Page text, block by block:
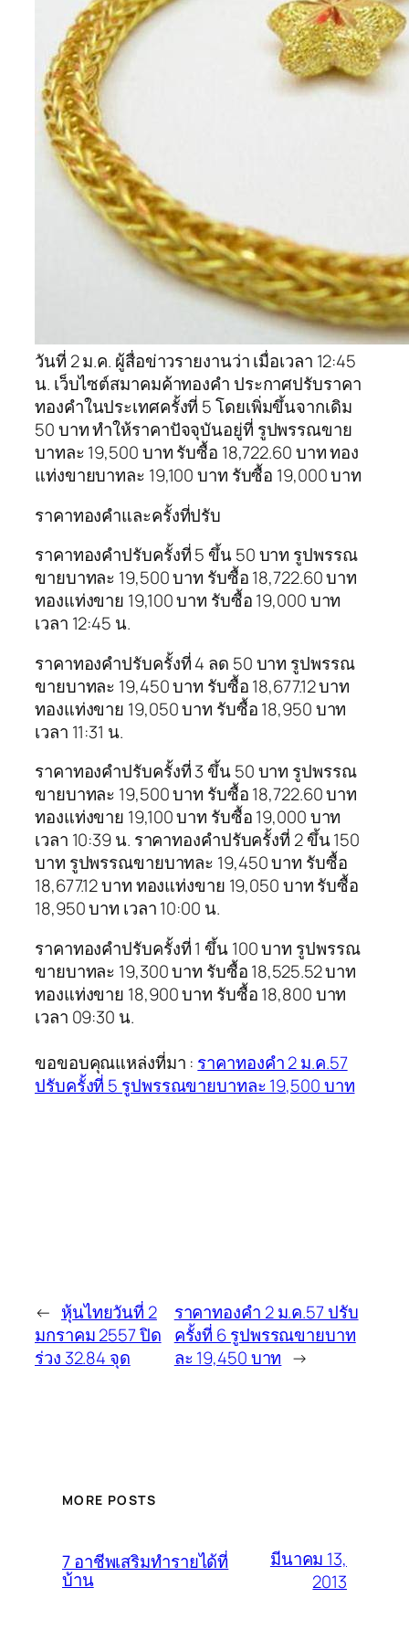
วันที่ 2 ม.ค. ผู้สื่อข่าวรายงานว่า เมื่อเวลา 12:45
น. เว็บไซต์สมาคมค้าทองคำ ประกาศปรับราคา
ทองคำในประเทศครั้งที่ 5 โดยเพิ่มขึ้นจากเดิม
50 บาท ทำให้ราคาปัจจุบันอยู่ที่ รูปพรรณขาย
บาทละ 19,500 บาท รับซื้อ 18,722.60 บาท ทอง
แท่งขายบาทละ 19,100 บาท รับซื้อ 19,000 บาท
ราคาทองคำและครั้งที่ปรับ
ราคาทองคำปรับครั้งที่ 5 ขึ้น 50 บาท รูปพรรณ
ขายบาทละ 19,500 บาท รับซื้อ 18,722.60 บาท
ทองแท่งขาย 19,100 บาท รับซื้อ 19,000 บาท
เวลา 12:45 น.
ราคาทองคำปรับครั้งที่ 4 ลด 50 บาท รูปพรรณ
ขายบาทละ 19,450 บาท รับซื้อ 18,677.12 บาท
ทองแท่งขาย 19,050 บาท รับซื้อ 18,950 บาท
เวลา 11:31 น.
ราคาทองคำปรับครั้งที่ 3 ขึ้น 50 บาท รูปพรรณ
ขายบาทละ 19,500 บาท รับซื้อ 18,722.60 บาท
ทองแท่งขาย 19,100 บาท รับซื้อ 19,000 บาท
เวลา 10:39 น. ราคาทองคำปรับครั้งที่ 2 ขึ้น 150
บาท รูปพรรณขายบาทละ 19,450 บาท รับซื้อ
18,677.12 บาท ทองแท่งขาย 19,050 บาท รับซื้อ
18,950 บาท เวลา 10:00 น.
ราคาทองคำปรับครั้งที่ 1 ขึ้น 100 บาท รูปพรรณ
ขายบาทละ 19,300 บาท รับซื้อ 18,525.52 บาท
ทองแท่งขาย 18,900 บาท รับซื้อ 18,800 บาท
เวลา 09:30 น.
ขอขอบคุณแหล่งที่มา : ราคาทองคำ 2 ม.ค.57
ปรับครั้งที่ 5 รูปพรรณขายบาทละ 19,500 บาท
← หุ้นไทยวันที่ 2
มกราคม 2557 ปิด
ร่วง 32.84 จุด
ราคาทองคำ 2 ม.ค.57 ปรับ
ครั้งที่ 6 รูปพรรณขายบาท
ละ 19,450 บาท →
MORE POSTS
7 อาชีพเสริมทำรายได้ที่
บ้าน
มีนาคม 13,
2013